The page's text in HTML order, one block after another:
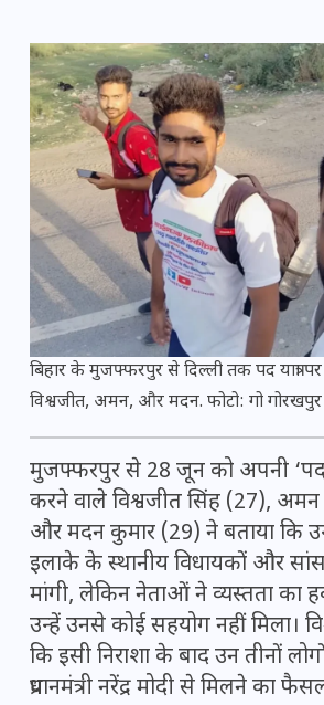
बिहार के मुजफ्फरपुर से दिल्ली तक पद यात्रा
विश्वजीत, अमन, और मदन. फोटो: गो गोरखपुर
मुजफ्फरपुर से 28 जून को अपनी ‘पद
करने वाले विश्वजीत सिंह (27),
और मदन कुमार (29) ने बताया कि
इलाके के स्थानीय विधायकों और
मांगी, लेकिन नेताओं ने व्यस्तता का
उन्हें उनसे कोई सहयोग नहीं मिला।
कि इसी निराशा के बाद उन तीनों
प्रधानमंत्री नरेंद्र मोदी से मिलने का